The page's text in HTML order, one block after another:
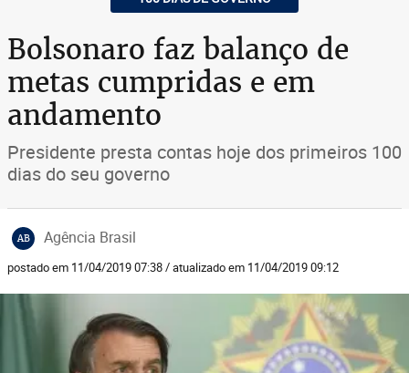
Bolsonaro faz balanço de
metas cumpridas e em
andamento
Presidente presta contas hoje dos primeiros 100
dias do seu governo
AB Agência Brasil
postado em 11/04/2019 07:38 / atualizado em 11/04/2019 09:12